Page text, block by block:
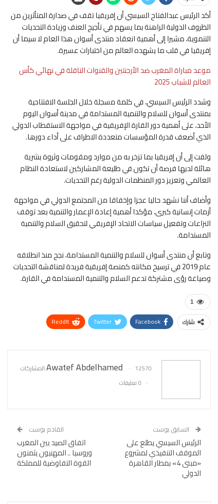
أكد الرئيس عبدالفتاح السيسي أن إفريقيا تقف في صدارة المتأثرين من
الظروف الدولية الراهنة بما يسهم في تأجيج العنف وزيادة التحديات
التنموية، مشيرا إلى أهمية انعقاد منتدى أسوان هذا العام لا سيما أن
إفريقيا في قلب ما يشهده العالم من اختبارات عسيرة.
موعد مباراة المغرب ضد الأرجنتين والقنوات الناقلة في نهائي كأس
العالم للشباب 2025
وشدد الرئيس السيسي، في كلمة مسجلة خلال الجلسة الافتتاحية
بمنتدى أسوان للسلام والتنمية المستدامة في مدينة أسوان اليوم
الأحد، على أهمية دور القارة الإفريقية في مواجهة الاستقطاب الدولي
الذي أضعف قدرة المؤسسات متعددة الاطراف على أداء دورها.
ولفت إلى أن إفريقيا بما تزخر به من موارد ومقومات وثروة بشرية
هائلة لديها فرصة أن تكون في طليعة المشاركين لاستعادة النظام
العالمي وتعزيز دور المنظمات الدولية رغم التحديات.
وأضاف أننا نشهد حاليا عجزا وإخفاقا من المجتمع الدولي في مواجهة
أزمات إنسانية كبرى، مؤكدا أهمية إعادة الإعمار والتنمية بعد توقف
النزاعات وتفعيل سياسات الاتحاد الإفريقي لتحقيق السلام والتنمية
المستدامة.
وتابع أن منتدى أسوان للسلام والتنمية المستدامة، نجح منذ انطلاقه
عام 2019 في ترسيخ مكانته كمنصة إفريقية فريدة لمناقشة التحديات
وصياغة رؤى مشتركة تدعم السلام والتنمية المستدامة في القارة.
1
شارك Facebook
Twitter
ReddIt
Awatef Abdelhamed
12570 المشاركات
0 تعليقات
السابق بوست
الرئيس السيسي يطلع على
الموقف التنفيذي لمشروع
«مبنى 4» بمطار القاهرة
الدولي
القادم بوست
اتفاق الصيد بين المغرب
وروسيا .. المهنيون يثمنون
القوة التفاوضية للمملكة